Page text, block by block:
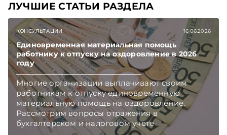
ЛУЧШИЕ СТАТЬИ РАЗДЕЛА
КОНСУЛЬТАЦИИ 16.06.2026
Единовременная материальная помощь
работнику к отпуску на оздоровление в 2026
году
Многие организации выплачивают своим
работникам к отпуску единовременную
материальную помощь на оздоровление.
Рассмотрим вопросы отражения в
бухгалтерском и налоговом учете